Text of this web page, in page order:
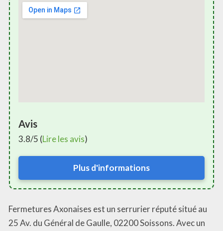
Avis
3.8/5 (Lire les avis)
Plus d'informations
Fermetures Axonaises est un serrurier réputé situé au
25 Av. du Général de Gaulle, 02200 Soissons. Avec un